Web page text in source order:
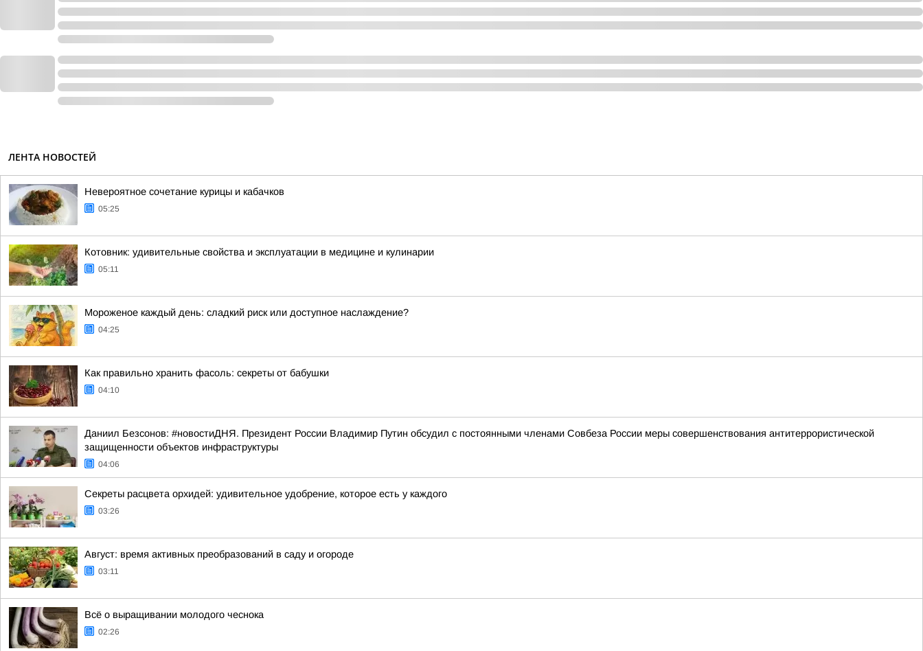
ЛЕНТА НОВОСТЕЙ
Невероятное сочетание курицы и кабачков
05:25
Котовник: удивительные свойства и эксплуатации в медицине и кулинарии
05:11
Мороженое каждый день: сладкий риск или доступное наслаждение?
04:25
Как правильно хранить фасоль: секреты от бабушки
04:10
Даниил Безсонов: #новостиДНЯ. Президент России Владимир Путин обсудил с постоянными членами Совбеза России меры совершенствования антитеррористической
защищенности объектов инфраструктуры
04:06
Секреты расцвета орхидей: удивительное удобрение, которое есть у каждого
03:26
Август: время активных преобразований в саду и огороде
03:11
Всё о выращивании молодого чеснока
02:26